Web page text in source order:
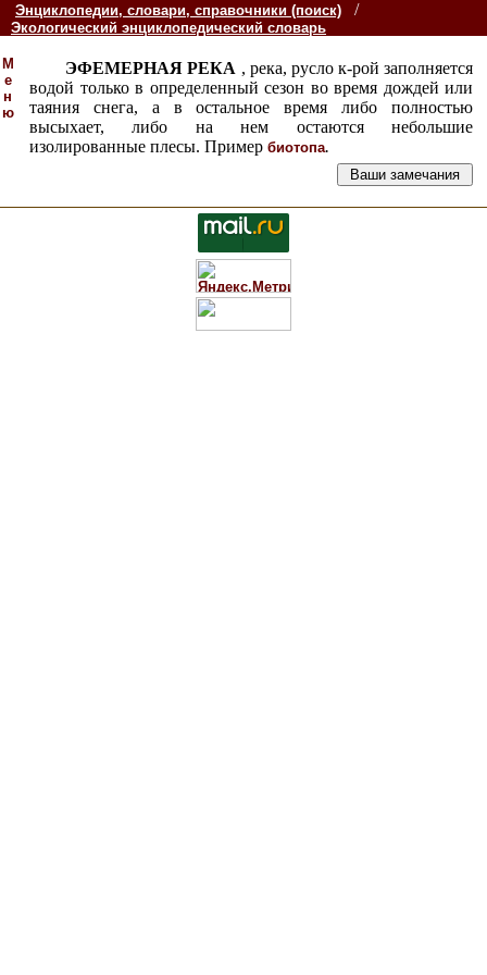
Энциклопедии, словари, справочники (поиск) /
Экологический энциклопедический словарь
М
е
н
ю
ЭФЕМЕРНАЯ РЕКА , река, русло к-рой заполняется
водой только в определенный сезон во время дождей или
таяния снега, а в остальное время либо полностью
высыхает, либо на нем остаются небольшие
изолированные плесы. Пример биотопа.